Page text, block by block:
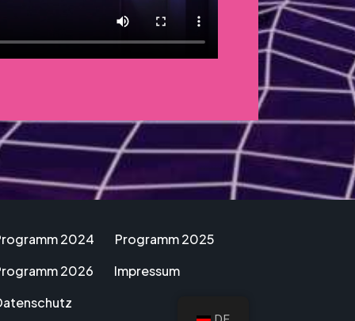
2024
Programm 2025
2026
Impressum